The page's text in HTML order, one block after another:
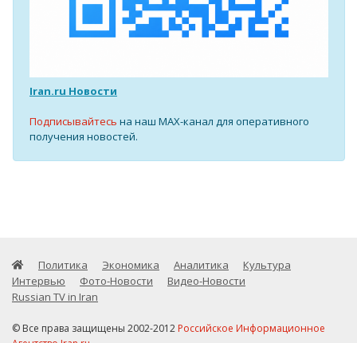
Iran.ru Новости
Подписывайтесь на наш MAX-канал для оперативного
получения новостей.
Политика Экономика Аналитика
Культура
Интервью
Фото-Новости
Видео-Новости
Russian TV in Iran
© Все права защищены 2002-2012 Российское Информационное